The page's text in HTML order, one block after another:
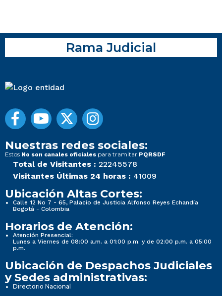
Rama Judicial
Nuestras redes sociales:
Estos No son canales oficiales para tramitar PQRSDF
Total de Visitantes : 22245578
Visitantes Últimas 24 horas : 41009
Ubicación Altas Cortes:
Calle 12 No 7 - 65, Palacio de Justicia Alfonso Reyes Echandía
Bogotá - Colombia
Horarios de Atención:
Atención Presencial:
Lunes a Viernes de 08:00 a.m. a 01:00 p.m. y de 02:00 p.m. a 05:00
p.m.
Ubicación de Despachos Judiciales
y Sedes administrativas:
Directorio Nacional